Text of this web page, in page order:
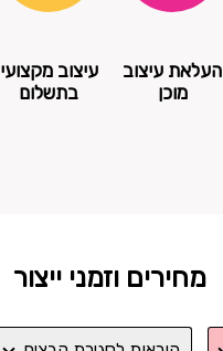
העלאת עיצוב
מוכן
עיצוב מקצועי
בתשלום
מחירים וזמני ייצור